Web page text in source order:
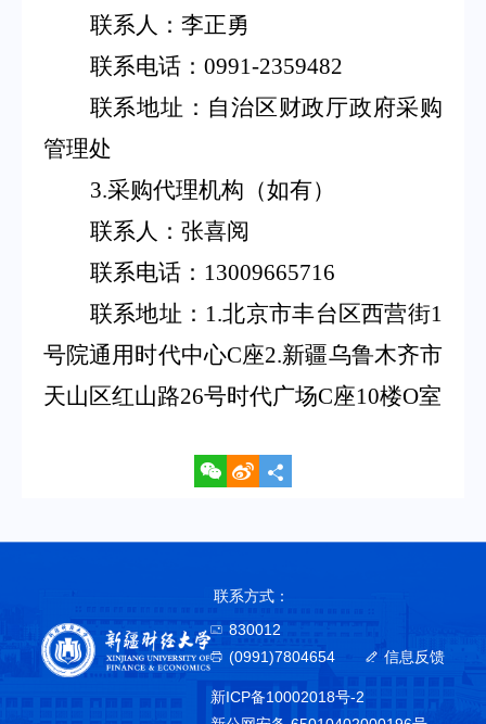
联系人：李正勇
联系电话： 0991-2359482
联系地址：自治区财政厅政府采购
管理处
3.采购代理机构（如有）
联系人：张喜阅
联系电话： 13009665716
联系地址： 1.北京市丰台区西营街1
号院通用时代中心C座2.新疆乌鲁木齐市
天山区红山路26号时代广场C座10楼O室
联系方式：
830012
(0991)7804654
信息反馈
新ICP备10002018号-2